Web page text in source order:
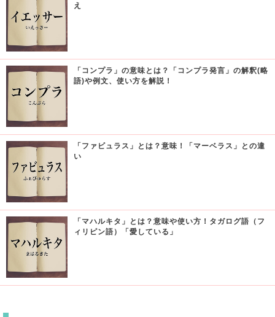
え
「コンプラ」の意味とは？「コンプラ発言」の解釈(略
語)や例文、使い方を解説！
「ファビュラス」とは？意味！「マーベラス」との違
い
「マハルキタ」とは？意味や使い方！タガログ語（フ
ィリピン語）「愛している」